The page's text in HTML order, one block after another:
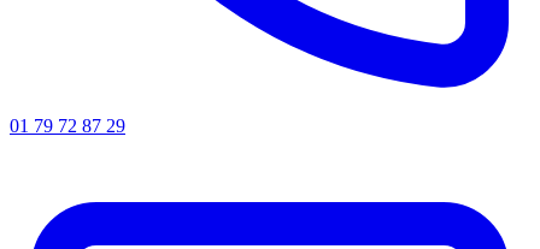
01 79 72 87 29